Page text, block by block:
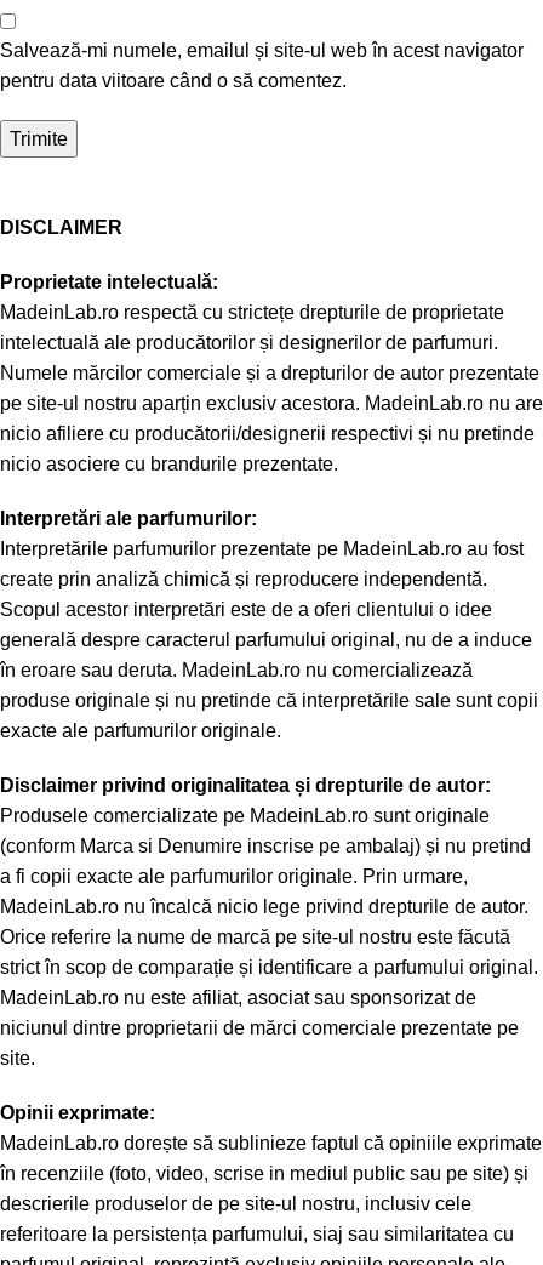
Salvează-mi numele, emailul și site-ul web în acest navigator
pentru data viitoare când o să comentez.
DISCLAIMER
Proprietate intelectuală:
MadeinLab.ro respectă cu strictețe drepturile de proprietate
intelectuală ale producătorilor și designerilor de parfumuri.
Numele mărcilor comerciale și a drepturilor de autor prezentate
pe site-ul nostru aparțin exclusiv acestora. MadeinLab.ro nu are
nicio afiliere cu producătorii/designerii respectivi și nu pretinde
nicio asociere cu brandurile prezentate.
Interpretări ale parfumurilor:
Interpretările parfumurilor prezentate pe MadeinLab.ro au fost
create prin analiză chimică și reproducere independentă.
Scopul acestor interpretări este de a oferi clientului o idee
generală despre caracterul parfumului original, nu de a induce
în eroare sau deruta. MadeinLab.ro nu comercializează
produse originale și nu pretinde că interpretările sale sunt copii
exacte ale parfumurilor originale.
Disclaimer privind originalitatea și drepturile de autor:
Produsele comercializate pe MadeinLab.ro sunt originale
(conform Marca si Denumire inscrise pe ambalaj) și nu pretind
a fi copii exacte ale parfumurilor originale. Prin urmare,
MadeinLab.ro nu încalcă nicio lege privind drepturile de autor.
Orice referire la nume de marcă pe site-ul nostru este făcută
strict în scop de comparație și identificare a parfumului original.
MadeinLab.ro nu este afiliat, asociat sau sponsorizat de
niciunul dintre proprietarii de mărci comerciale prezentate pe
site.
Opinii exprimate:
MadeinLab.ro dorește să sublinieze faptul că opiniile exprimate
în recenziile (foto, video, scrise in mediul public sau pe site) și
descrierile produselor de pe site-ul nostru, inclusiv cele
referitoare la persistența parfumului, siaj sau similaritatea cu